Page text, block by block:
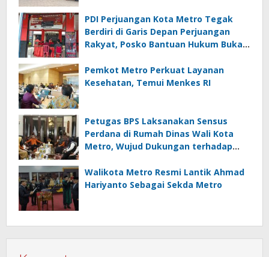
PDI Perjuangan Kota Metro Tegak
Berdiri di Garis Depan Perjuangan
Rakyat, Posko Bantuan Hukum Buka
Pemkot Metro Perkuat Layanan
Kesehatan, Temui Menkes RI
Petugas BPS Laksanakan Sensus
Perdana di Rumah Dinas Wali Kota
Metro, Wujud Dukungan terhadap
Walikota Metro Resmi Lantik Ahmad
Hariyanto Sebagai Sekda Metro